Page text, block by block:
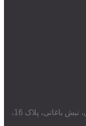
مدیریت: تهران، قلهک، خیابان کدویی، نبش باغانی، پلاک 16،